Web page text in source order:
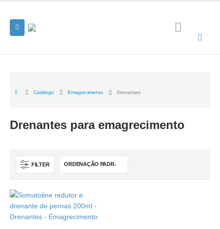
Catálogo Emagrecimento Drenantes
Drenantes para emagrecimento
FILTER